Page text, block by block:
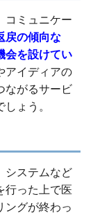
コミュニケー
戻の傾向な
会を設けてい
アイディアの
ながるサービ
ょう。
システムなど
行った上で医
ングが終わっ